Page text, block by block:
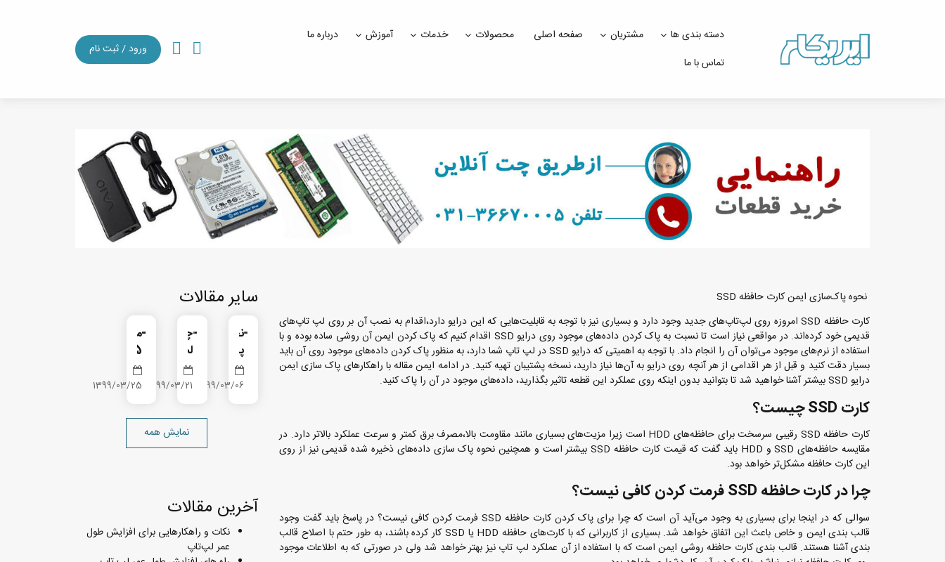
دسته بندی ها مشتریان صفحه اصلی محصولات خدمات آموزش
درباره ما
تماس با ما
ورود / ثبت نام
نحوه پاک‌سازی ایمن کارت حافظه SSD
کارت حافظه SSD امروزه روی لپ‌تاپ‌های جدید وجود دارد و بسیاری نیز با توجه به قابلیت‌هایی که این درایو دارد،‌اقدام به نصب آن بر روی لپ تاپ‌های
قدیمی خود کرده‌اند. در مواقعی نیاز است تا نسبت به پاک کردن داده‌های موجود روی درایو SSD اقدام کنیم که پاک کردن ایمن آن روشی ساده بوده و با
استفاده از نرم‌های موجود می‌توان آن را انجام داد. با توجه به اهمیتی که درایو SSD در
لپ تاپ شما دارد، به منظور پاک کردن داده‌های موجود روی آن باید
بسیار دقت کنید و قبل از هر اقدامی از هر آنچه روی درایو به آن‌ها نیاز دارید، نسخه پشتیبان تهیه کنید. در ادامه ایمن مقاله با راهکارهای پاک سازی ایمن
درایو SSD بیشتر آشنا خواهید شد تا بتوانید بدون اینکه روی عملکرد این قطعه تاثیر بگذارید، داده‌های موجود در آن را پاک کنید.
کارت SSD چیست؟
کارت حافظه SSD
رقیبی سرسخت برای حافظه‌های HDD‌ است زیرا مزیت‌های بسیاری مانند مقاومت بالا،‌مصرف برق کمتر و سرعت عملکرد بالاتر دارد. در
مقایسه حافظه‌های SSD و HDD باید گفت که قیمت کارت حافظه SSD بیشتر است و همچنین نحوه پاک سازی داده‌های ذخیره شده قدیمی نیز از روی
این کارت حافظه مشکل‌تر خواهد بود.
چرا در کارت حافظه SSD فرمت کردن کافی نیست؟
سوالی که در اینجا برای بسیاری به وجود می‌آید آن است که چرا برای پاک کردن کارت حافظه SSD فرمت کردن کافی نیست؟ در پاسخ باید گفت وجود
قالب بندی ایمن و خاص باعث این اتفاق خواهد شد. بسیاری از کاربرانی که با کارت‌های حافظه HDD یا SSD کار کرده باشند، به طور حتم با اصلاح قالب
بندی آشنا هستند. قالب بندی کارت حافظه روشی ایمن است که با استفاده از آن عملکرد لپ تاپ نیز بهتر خواهد شد ولی در صورتی که به اطلاعات موجود
سایر مقالات
نحوه
پاک‌سازی
ایمن
کارت
1399/03/06
چرا
لپ
تاپ
Intel
i7
انتخاب
کنیم؟
1399/03/21
معرفی
5
لپ
تاپ
پردازنده
CORE
1399/03/25
نمایش همه
آخرین مقالات
نکات و راهکارهایی برای افزایش طول
عمر لپ‌تاپ